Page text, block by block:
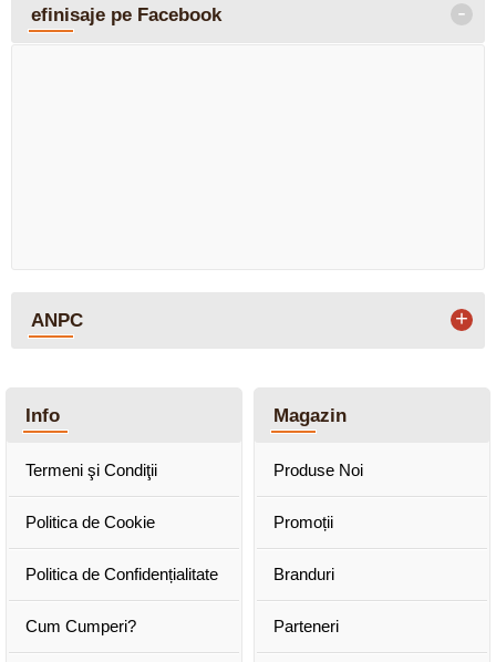
efinisaje pe Facebook -
ANPC +
Info
Termeni şi Condiţii
Politica de Cookie
Politica de Confidențialitate
Cum Cumperi?
Magazin
Produse Noi
Promoții
Branduri
Parteneri